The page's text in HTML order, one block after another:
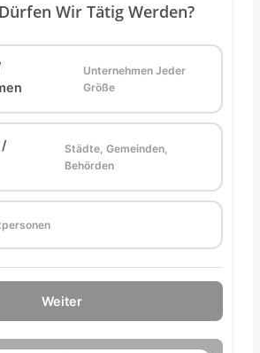
Wir Tätig Werden?
Unternehmen Jeder
Größe
/
Städte, Gemeinden,
Behörden
Weiter